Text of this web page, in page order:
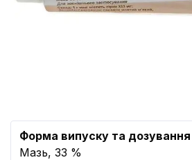
Форма випуску та дозування
Мазь, 33 %